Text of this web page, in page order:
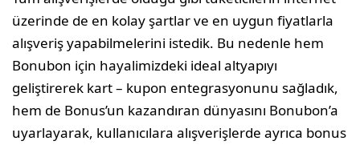
üzerinde de en kolay şartlar ve en uygun fiyatlarla
alışveriş yapabilmelerini istedik. Bu nedenle hem
Bonubon için hayalimizdeki ideal altyapıyı
geliştirerek kart – kupon entegrasyonunu sağladık,
hem de Bonus’un kazandıran dünyasını Bonubon’a
uyarlayarak, kullanıcılara alışverişlerde ayrıca bonus